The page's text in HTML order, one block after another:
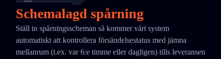
Schemalagd spårning
Ställ in spårningsscheman så kommer vårt system
automatiskt att kontrollera försändelsestatus med jämna
mellanrum (t.ex. var 6:e timme eller dagligen) tills leveransen